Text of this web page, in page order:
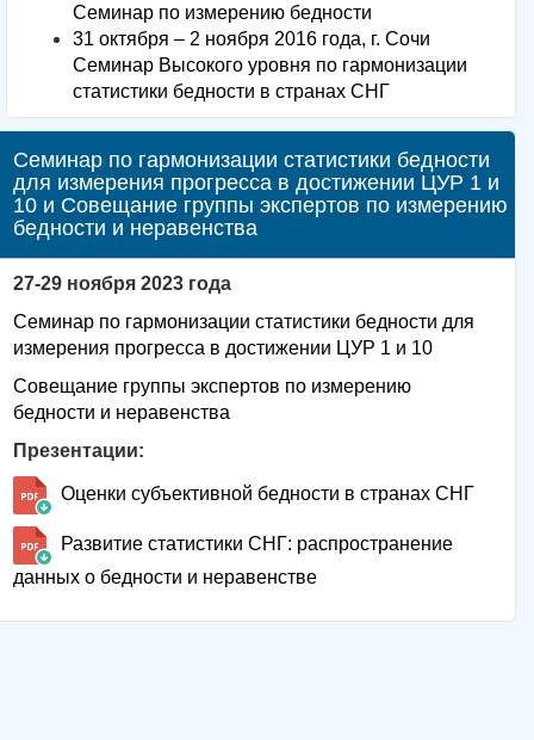
Семинар по измерению бедности
31 октября – 2 ноября 2016 года, г. Сочи
Семинар Высокого уровня по гармонизации
статистики бедности в странах СНГ
Семинар по гармонизации статистики бедности
для измерения прогресса в достижении ЦУР 1 и
10 и Совещание группы экспертов по измерению
бедности и неравенства
27-29 ноября 2023 года
Семинар по гармонизации статистики бедности для
измерения прогресса в достижении ЦУР 1 и 10
Совещание группы экспертов по измерению
бедности и неравенства
Презентации:
Оценки субъективной бедности в странах СНГ
Развитие статистики СНГ: распространение
данных о бедности и неравенстве